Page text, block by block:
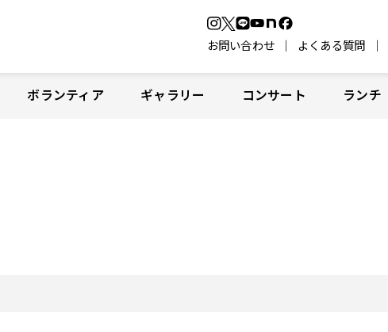
お問い合わせ よくある質問
ボランティア ギャラリー コンサート ランチ